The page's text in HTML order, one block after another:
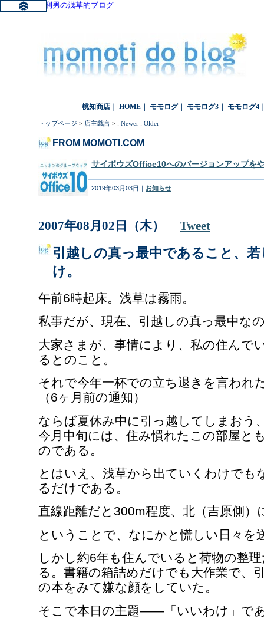
桃知利男の浅草的ブログ
桃知商店｜ HOME｜ モモログ｜ モモログ3｜ モモログ4
トップページ > 店主戯言 > : Newer : Older
FROM MOMOTI.COM
サイボウズOffice10へのバージョンアップを
2019年03月03日｜ お知らせ
2007年08月02日（木） Tweet
引越しの真っ最中であること、
け。
午前6時起床。浅草は霧雨。
私事だが、現在、引越しの真っ最中な
大家さまが、事情により、私の住んで
るとのこと。
それで今年一杯での立ち退きを言われ
（6ヶ月前の通知）
ならば夏休み中に引っ越してしまおう
今月中旬には、住み慣れたこの部屋と
のである。
とはいえ、浅草から出ていくわけでも
るだけである。
直線距離だと300m程度、北（吉原側）
ということで、なにかと慌しい日々を
しかし約6年も住んでいると荷物の整
る。書籍の箱詰めだけでも大作業で、
の本をみて嫌な顔をしていた。
そこで本日の主題――「いいわけ」で